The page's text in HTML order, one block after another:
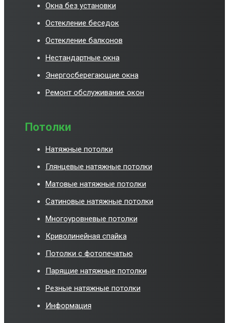
Окна без установки
Остекление беседок
Остекление балконов
Нестандартные окна
Энергосберегающие окна
Ремонт обслуживание окон
Потолки
Натяжные потолки
Глянцевые натяжные потолки
Матовые натяжные потолки
Сатиновые натяжные потолки
Многоуровневые потолки
Криволинейная спайка
Потолки с фотопечатью
Парящие натяжные потолки
Резные натяжные потолки
Информация